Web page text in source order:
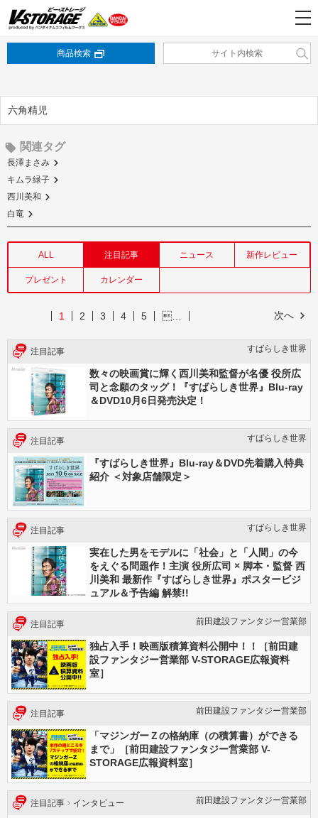
商品検索
六角精児
関連タグ
長澤まさみ
キムラ緑子
西川美和
白竜
ALL 注目記事 ニュース 新作レビュー
プレゼント カレンダー
次へ
1 2 3 4 5 …
注目記事 すばらしき世界
数々の映画賞に輝く西川美和監督が名優 役所広
司と念願のタッグ！『すばらしき世界』Blu-ray
＆DVD10月6日発売決定！
注目記事 すばらしき世界
『すばらしき世界』Blu-ray＆DVD先着購入特典
紹介 ＜対象店舗限定＞
注目記事 すばらしき世界
実在した男をモデルに「社会」と「人間」の今
をえぐる問題作！主演 役所広司 × 脚本・監督 西
川美和 最新作『すばらしき世界』ポスタービジ
ュアル＆予告編 解禁!!
注目記事 前田建設ファンタジー営業部
独占入手！映画版積算資料公開中！！［前田建
設ファンタジー営業部 V-STORAGE広報資料
室］
注目記事 前田建設ファンタジー営業部
「マジンガーＺの格納庫（の積算書）ができる
まで」［前田建設ファンタジー営業部 V-
STORAGE広報資料室］
注目記事 インタビュー 前田建設ファンタジー営業部